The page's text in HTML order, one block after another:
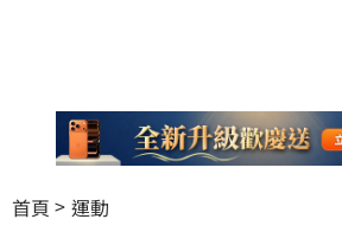
首頁 運動